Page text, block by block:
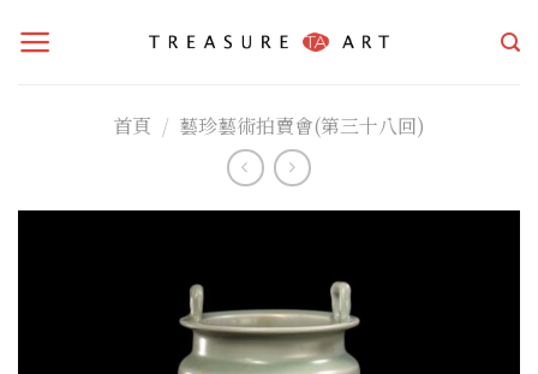
首頁 / 藝珍藝術拍賣會(第三十八回)